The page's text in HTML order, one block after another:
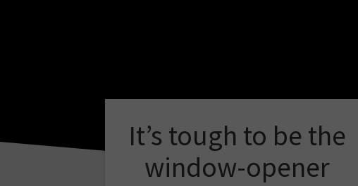
It’s tough to be the
window-opener